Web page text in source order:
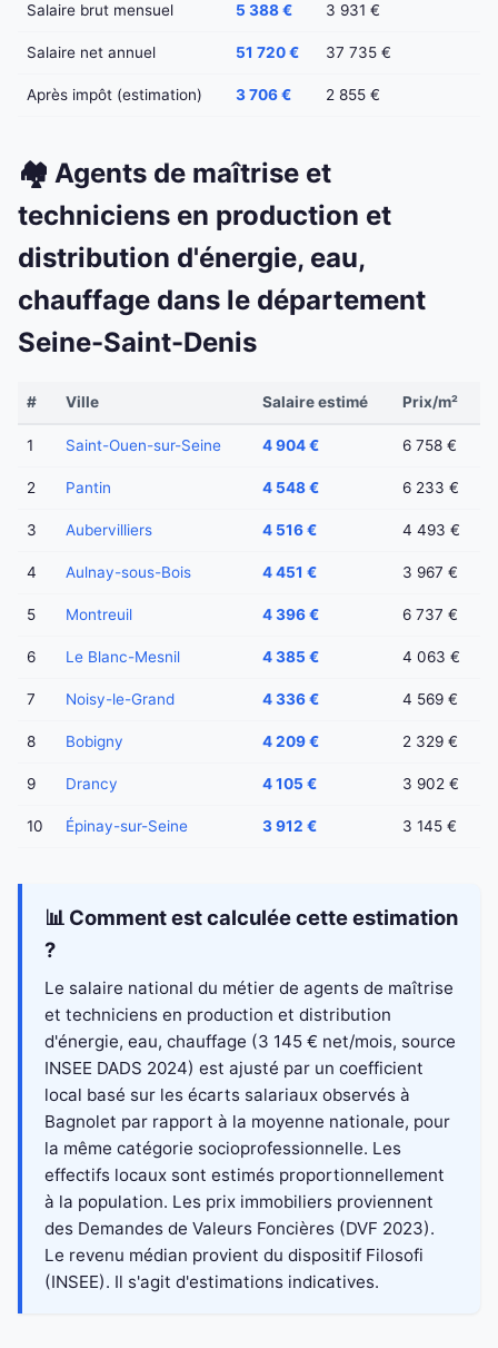
Salaire brut mensuel 5 388 € 3 931 €
Salaire net annuel 51 720 € 37 735 €
Après impôt (estimation) 3 706 € 2 855 €
🏘️ Agents de maîtrise et
techniciens en production et
distribution d'énergie, eau,
chauffage dans le département
Seine-Saint-Denis
# Ville Salaire estimé Prix/m²
1 Saint-Ouen-sur-Seine 4 904 € 6 758 €
2 Pantin 4 548 € 6 233 €
3 Aubervilliers 4 516 € 4 493 €
4 Aulnay-sous-Bois 4 451 € 3 967 €
5 Montreuil 4 396 € 6 737 €
6 Le Blanc-Mesnil 4 385 € 4 063 €
7 Noisy-le-Grand 4 336 € 4 569 €
8 Bobigny 4 209 € 2 329 €
9 Drancy 4 105 € 3 902 €
10 Épinay-sur-Seine 3 912 € 3 145 €
📊 Comment est calculée cette estimation
?
Le salaire national du métier de agents de maîtrise
et techniciens en production et distribution
d'énergie, eau, chauffage (3 145 € net/mois, source
INSEE DADS 2024) est ajusté par un coefficient
local basé sur les écarts salariaux observés à
Bagnolet par rapport à la moyenne nationale, pour
la même catégorie socioprofessionnelle. Les
effectifs locaux sont estimés proportionnellement
à la population. Les prix immobiliers proviennent
des Demandes de Valeurs Foncières (DVF 2023).
Le revenu médian provient du dispositif Filosofi
(INSEE). Il s'agit d'estimations indicatives.